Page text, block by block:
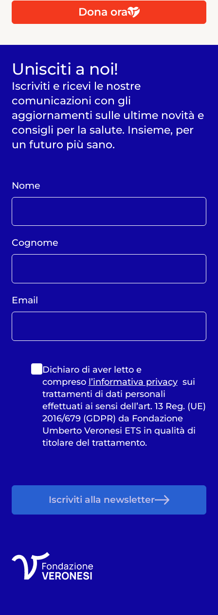
Dona ora
Unisciti a noi!
Iscriviti e ricevi le nostre
comunicazioni con gli
aggiornamenti sulle ultime novità e
consigli per la salute. Insieme, per
un futuro più sano.
Nome
Cognome
Email
Dichiaro di aver letto e
compreso l’informativa privacysui
trattamenti di dati personali
effettuati ai sensi dell’art. 13 Reg. (UE)
2016/679 (GDPR) da Fondazione
Umberto Veronesi ETS in qualità di
titolare del trattamento.
Iscriviti alla newsletter